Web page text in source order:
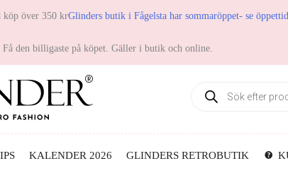
över 350 krGlinders butik i Fågelsta har sommaröppet- se
den billigaste på köpet. Gäller i butik och online.
KALENDER 2026 GLINDERS RETROBUTIK